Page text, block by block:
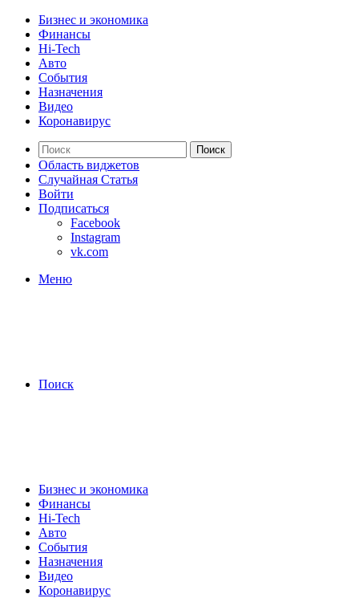
Бизнес и экономика
Финансы
Hi-Tech
Авто
События
Назначения
Видео
Коронавирус
Поиск
Область виджетов
Случайная Статья
Войти
Подписаться
Facebook
Instagram
vk.com
Меню
Поиск
Бизнес и экономика
Финансы
Hi-Tech
Авто
События
Назначения
Видео
Коронавирус